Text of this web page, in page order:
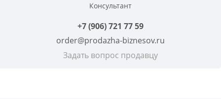
Консультант
+7 (906) 721 77 59
order@prodazha-biznesov.ru
Задать вопрос продавцу